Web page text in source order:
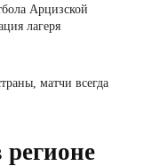
Арцизской
лагеря
матчи всегда